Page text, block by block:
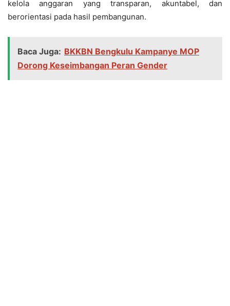
kelola anggaran yang transparan, akuntabel, dan
berorientasi pada hasil pembangunan.
Baca Juga: BKKBN Bengkulu Kampanye MOP
Dorong Keseimbangan Peran Gender